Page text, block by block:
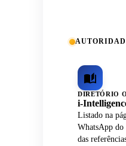
DIRETÓRIO
i-
Listado na
WhatsApp
das